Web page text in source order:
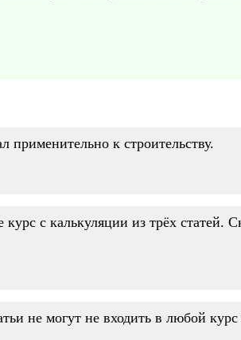
применительно к строительству.
с калькуляции из трёх статей.
не могут не входить в любой